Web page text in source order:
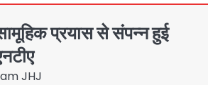
प्रयास से संपन्न हुई
JHJ